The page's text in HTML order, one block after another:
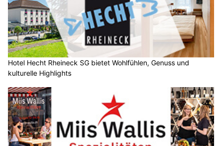
Hotel Hecht Rheineck SG bietet Wohlfühlen, Genuss und
kulturelle Highlights